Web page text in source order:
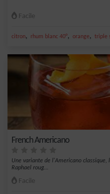
Facile
citron, rhum blanc 40°, orange, triple
French Americano
Une variante de l'Americano classique,
Raphael roug...
Facile